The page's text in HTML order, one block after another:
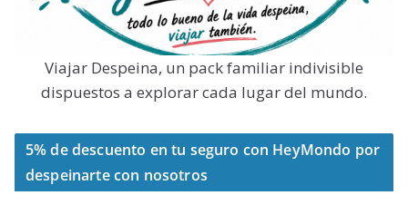
Viajar Despeina, un pack familiar indivisible
dispuestos a explorar cada lugar del mundo.
5% de descuento en tu seguro con HeyMondo por
despeinarte con nosotros